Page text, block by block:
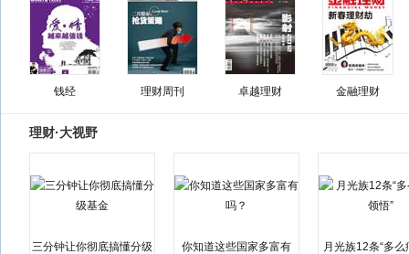
钱经 理财周刊 卓越理财 金融理财
理财·大视野
三分钟让你彻底搞懂分级
你知道这些国家多富有
月光族12条“多么